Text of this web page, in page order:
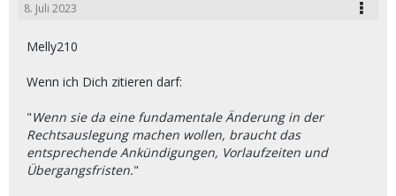
8. Juli 2023
Melly210
Wenn ich Dich zitieren darf:
"Wenn sie da eine fundamentale Änderung in der
Rechtsauslegung machen wollen, braucht das
entsprechende Ankündigungen, Vorlaufzeiten und
Übergangsfristen."